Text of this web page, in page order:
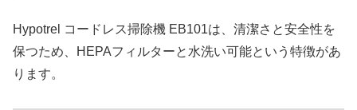
Hypotrel コードレス掃除機 EB101は、清潔さと安全性を
保つため、HEPAフィルターと水洗い可能という特徴があ
ります。